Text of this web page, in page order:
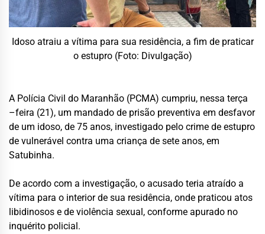
Idoso atraiu a vítima para sua residência, a fim de praticar
o estupro (Foto: Divulgação)
A Polícia Civil do Maranhão (PCMA) cumpriu, nessa terça
–feira (21), um mandado de prisão preventiva em desfavor
de um idoso, de 75 anos, investigado pelo crime de estupro
de vulnerável contra uma criança de sete anos, em
Satubinha.
De acordo com a investigação, o acusado teria atraído a
vítima para o interior de sua residência, onde praticou atos
libidinosos e de violência sexual, conforme apurado no
inquérito policial.